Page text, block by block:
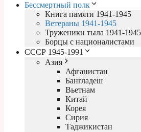
Бессмертный полк
Книга памяти 1941-1945
Ветераны 1941-1945
Труженики тыла 1941-1945
Борцы с националистами
СССР 1945-1991
Азия
Афганистан
Бангладеш
Вьетнам
Китай
Корея
Сирия
Таджикистан